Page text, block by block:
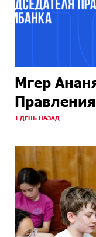
Мгер
1 ДЕНЬ НАЗАД